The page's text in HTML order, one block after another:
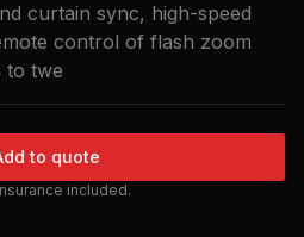
curtain sync, high-speed
control of flash zoom
to twe
to quote
included.